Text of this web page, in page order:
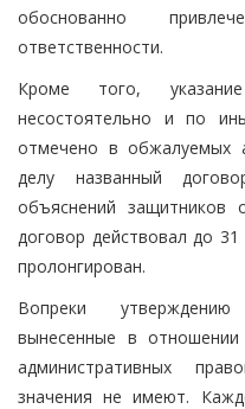
обоснованно
ответственности.
Кроме того,
несостоятельно и по
отмечено в обжалуемых
делу названный
объяснений защитников
договор действовал до
пролонгирован.
Вопреки утверждению
вынесенные в
административных
значения не имеют.